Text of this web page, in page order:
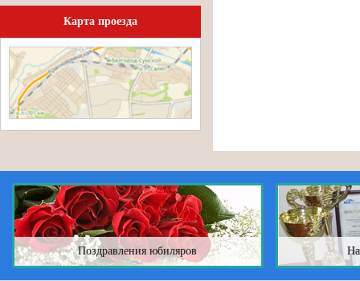
Карта проезда
Поздравления юбиляров